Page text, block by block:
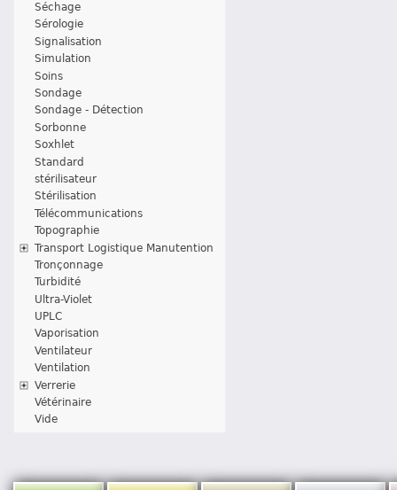
Séchage
Sérologie
Signalisation
Simulation
Soins
Sondage
Sondage - Détection
Sorbonne
Soxhlet
Standard
stérilisateur
Stérilisation
Télécommunications
Topographie
Transport Logistique Manutention
Tronçonnage
Turbidité
Ultra-Violet
UPLC
Vaporisation
Ventilateur
Ventilation
Verrerie
Vétérinaire
Vide